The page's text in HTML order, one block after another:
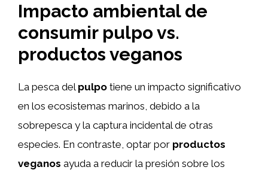
Impacto ambiental de
consumir pulpo vs.
productos veganos
La pesca del pulpo tiene un impacto significativo
en los ecosistemas marinos, debido a la
sobrepesca y la captura incidental de otras
especies. En contraste, optar por productos
veganos ayuda a reducir la presión sobre los